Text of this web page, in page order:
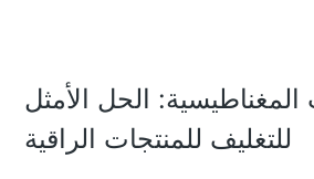
المغناطيسية: الحل الأمثل
للتغليف للمنتجات الراقية